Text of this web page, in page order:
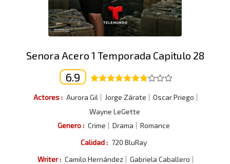
Senora Acero 1 Temporada Capitulo 28
6.9
Actores : Aurora Gil Jorge Zárate
Oscar Priego
Wayne LeGette
Genero : Crime Drama
Romance
Calidad : 720 BluRay
Writer : Camilo Hernández
Gabriela Caballero